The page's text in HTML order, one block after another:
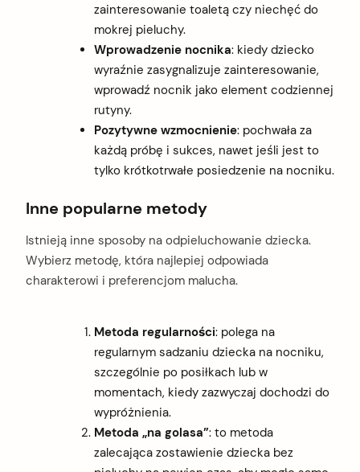
zainteresowanie toaletą czy niechęć do
mokrej pieluchy.
Wprowadzenie nocnika: kiedy dziecko
wyraźnie zasygnalizuje zainteresowanie,
wprowadź nocnik jako element codziennej
rutyny.
Pozytywne wzmocnienie: pochwała za
każdą próbę i sukces, nawet jeśli jest to
tylko krótkotrwałe posiedzenie na nocniku.
Inne popularne metody
Istnieją inne sposoby na odpieluchowanie dziecka.
Wybierz metodę, która najlepiej odpowiada
charakterowi i preferencjom malucha.
Metoda regularności: polega na
regularnym sadzaniu dziecka na nocniku,
szczególnie po posiłkach lub w
momentach, kiedy zazwyczaj dochodzi do
wypróżnienia.
Metoda „na golasa”: to metoda
zalecająca zostawienie dziecka bez